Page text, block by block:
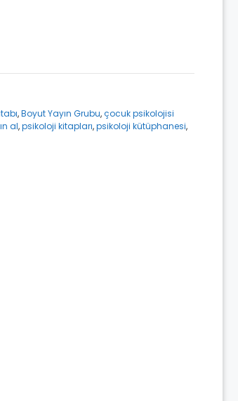
,Boyut Yayın Grubu,çocuk psikolojisi
al,psikoloji kitapları,psikoloji kütüphanesi,